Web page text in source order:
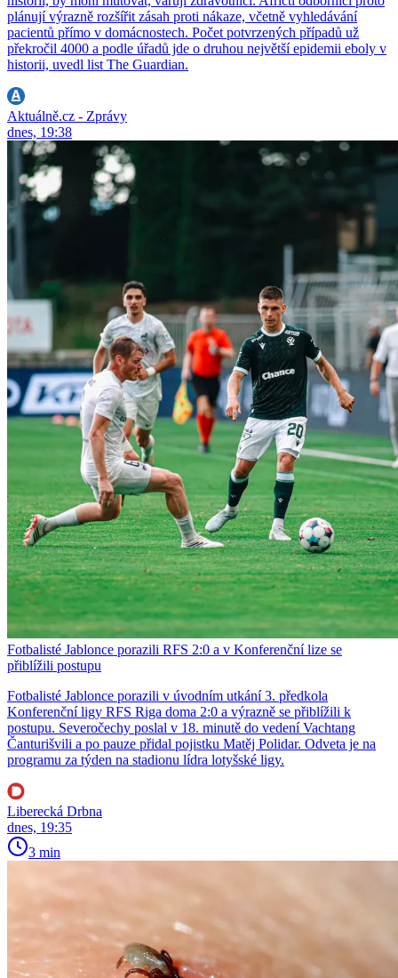
plánují výrazně rozšířit zásah proti nákaze, včetně vyhledávání
pacientů přímo v domácnostech. Počet potvrzených případů už
překročil 4000 a podle úřadů jde o druhou největší epidemii eboly v
historii, uvedl list The Guardian.
Aktuálně.cz - Zprávy
dnes, 19:38
Fotbalisté Jablonce porazili RFS 2:0 a v Konferenční lize se
přiblížili postupu
Fotbalisté Jablonce porazili v úvodním utkání 3. předkola
Konferenční ligy RFS Riga doma 2:0 a výrazně se přiblížili k
postupu. Severočechy poslal v 18. minutě do vedení Vachtang
Čanturišvili a po pauze přidal pojistku Matěj Polidar. Odveta je na
programu za týden na stadionu lídra lotyšské ligy.
Liberecká Drbna
dnes, 19:35
3 min